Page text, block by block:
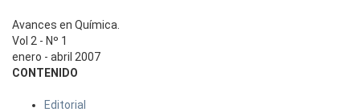
Avances en Química.
Vol 2 - Nº 1
enero - abril 2007
CONTENIDO
Editorial